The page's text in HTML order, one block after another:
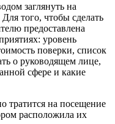
заглянуть на
того, чтобы сделать
предоставлена
уровень
поверки, список
о руководящем лице,
сфере и какие
тратится на посещение
расположила их